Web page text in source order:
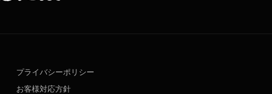
プライバシーポリシー
お客様対応方針